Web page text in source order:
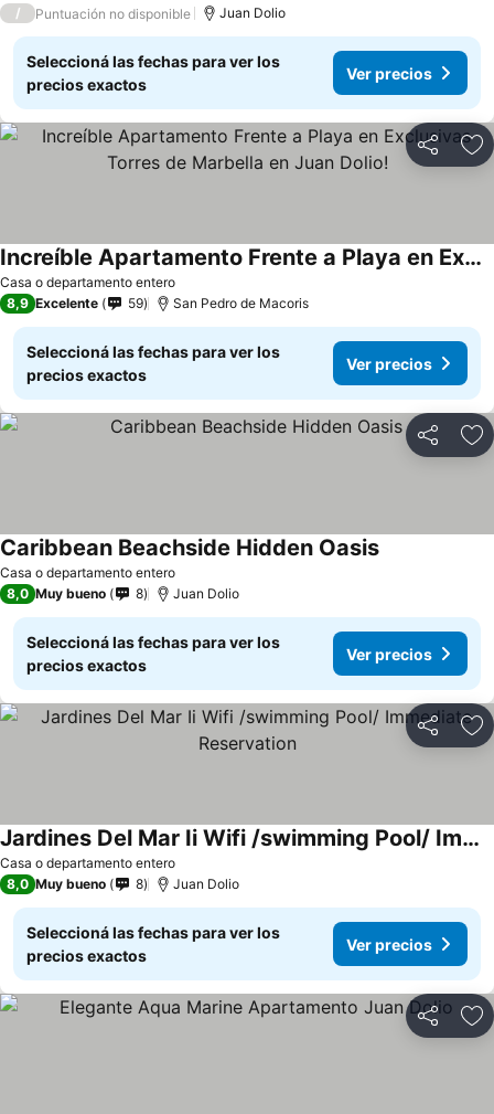
/
Puntuación no disponible Juan Dolio
Seleccioná las fechas para ver los
precios exactos
Ver precios
Compartir
Casa o departamento entero
Increíble Apartamento Frente a Playa en Exclusivas Torres de Marbella en Juan Dolio!
8,9 Excelente 59 San Pedro de Macoris
Seleccioná las fechas para ver los
precios exactos
Ver precios
Compartir
Casa o departamento entero
Caribbean Beachside Hidden Oasis
8,0 Muy bueno 8 Juan Dolio
Seleccioná las fechas para ver los
precios exactos
Ver precios
Compartir
Casa o departamento entero
Jardines Del Mar Ii Wifi /swimming Pool/ Immediate Reservation
8,0 Muy bueno 8 Juan Dolio
Seleccioná las fechas para ver los
precios exactos
Ver precios
Compartir